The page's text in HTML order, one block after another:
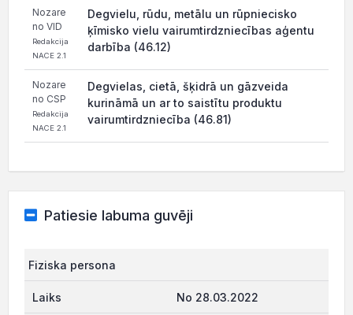
Nozare
no VID
Redakcija
NACE 2.1
Degvielu, rūdu, metālu un rūpniecisko
ķīmisko vielu vairumtirdzniecības aģentu
darbība (46.12)
Nozare
no CSP
Redakcija
NACE 2.1
Degvielas, cietā, šķidrā un gāzveida
kurināmā un ar to saistītu produktu
vairumtirdzniecība (46.81)
Patiesie labuma guvēji
Fiziska persona
No 28.03.2022